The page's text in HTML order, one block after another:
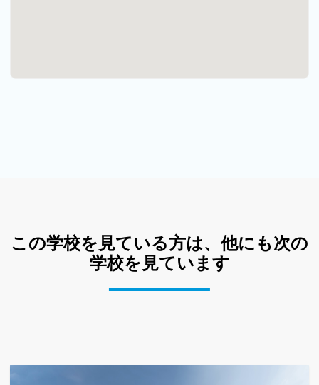
この学校を見ている方は、他にも次の
学校を見ています